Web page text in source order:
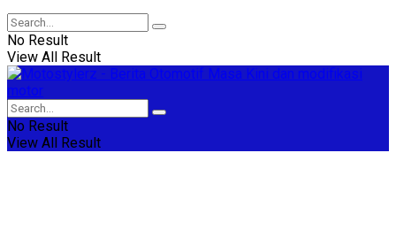
No Result
View All Result
No Result
View All Result